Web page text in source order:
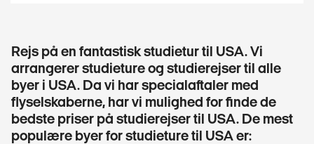
Rejs på en fantastisk studietur til USA. Vi
arrangerer studieture og studierejser til alle
byer i USA. Da vi har specialaftaler med
flyselskaberne, har vi mulighed for finde de
bedste priser på studierejser til USA. De mest
populære byer for studieture til USA er: